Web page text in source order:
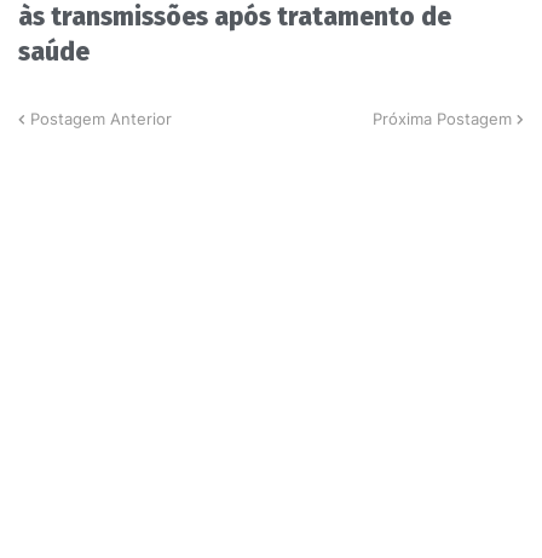
às transmissões após tratamento de
saúde
Postagem Anterior Próxima Postagem